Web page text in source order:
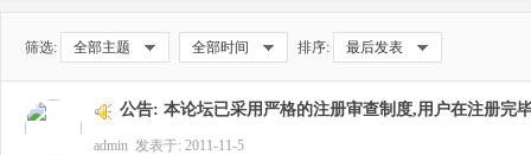
筛选: 全部主题 全部时间 排序: 最后发表
公告: 本论坛已采用严格的注册审查制度,用户在注册完
admin 发表于: 2011-11-5